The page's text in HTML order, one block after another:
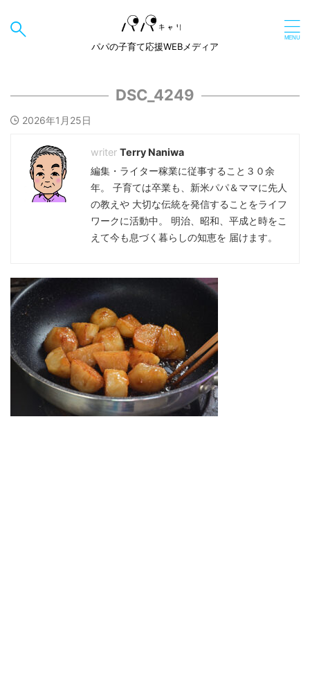
パパの子育て応援WEBメディア
DSC_4249
2026年1月25日
Terry Naniwa
編集・ライター稼業に従事すること３０余
年。 子育ては卒業も、新米パパ＆ママに先人
の教えや 大切な伝統を発信することをライフ
ワークに活動中。 明治、昭和、平成と時をこ
えて今も息づく暮らしの知恵を 届けます。